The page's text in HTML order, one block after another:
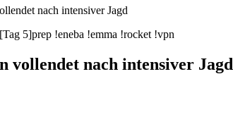
nach intensiver Jagd
5]prep !eneba !emma !rocket !vpn
vollendet nach intensiver Jagd